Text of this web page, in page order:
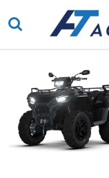
direct
hoofdinhoud